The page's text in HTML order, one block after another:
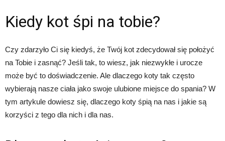
Kiedy kot śpi na tobie?
Czy zdarzyło Ci się kiedyś, że Twój kot zdecydował się położyć
na Tobie i zasnąć? Jeśli tak, to wiesz, jak niezwykłe i urocze
może być to doświadczenie. Ale dlaczego koty tak często
wybierają nasze ciała jako swoje ulubione miejsce do spania? W
tym artykule dowiesz się, dlaczego koty śpią na nas i jakie są
korzyści z tego dla nich i dla nas.